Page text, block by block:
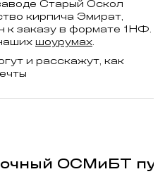
Старый Оскол
кирпича Эмират,
к заказу в формате 1НФ.
шоурумах.
и расскажут, как
ОСМиБТ